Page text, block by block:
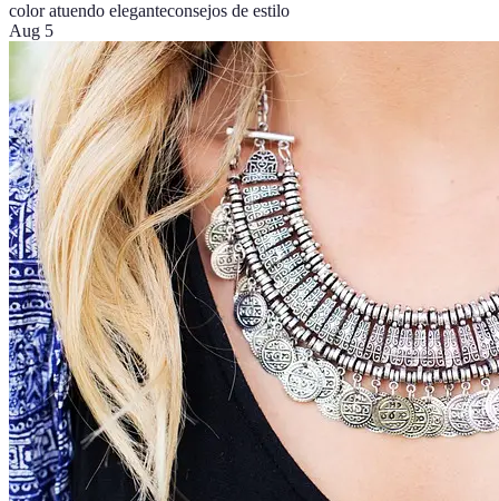
color atuendo eleganteconsejos de estilo
Aug 5